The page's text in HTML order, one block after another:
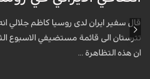
قال سفير ايران لدى روسيا كاظم جلالي
تترستان الى قائمة مستضيفي الاسبوع
ان هذه التظاهرة ...